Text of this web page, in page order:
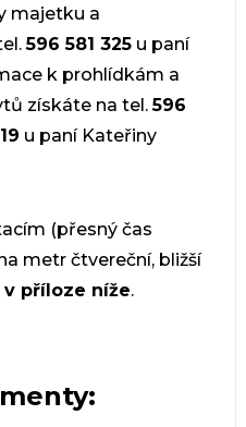
majetku a
596 581 325u paní
k prohlídkám a
získáte na tel.596
u paní Kateřiny
(přesný čas
metr čtvereční, bližší
v příloze níže.